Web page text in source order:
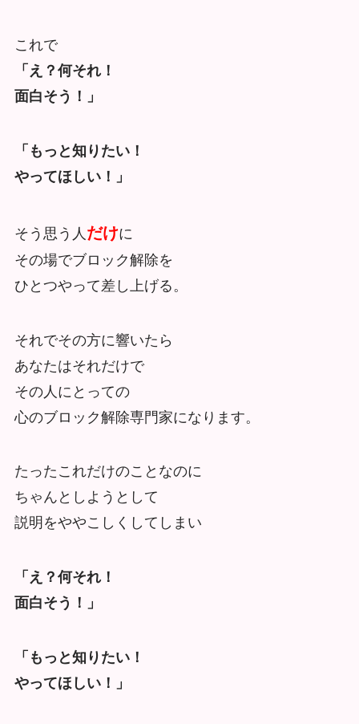
これで
「え？何それ！
面白そう！」
「もっと知りたい！
やってほしい！」
そう思う人 だけに
その場でブロック解除を
ひとつやって差し上げる。
それでその方に響いたら
あなたはそれだけで
その人にとっての
心のブロック解除専門家になります。
たったこれだけのことなのに
ちゃんとしようとして
説明をややこしくしてしまい
「え？何それ！
面白そう！」
「もっと知りたい！
やってほしい！」